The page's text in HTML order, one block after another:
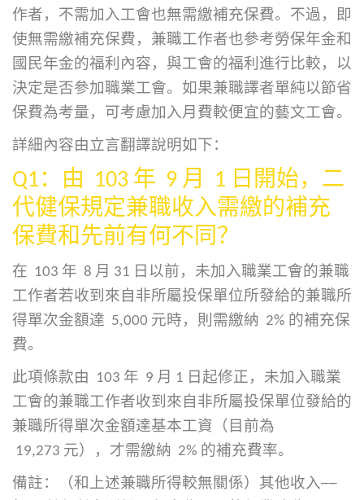
作者，不需加入工會也無需繳補充保費。不過，即
使無需繳補充保費，兼職工作者也參考勞保年金和
國民年金的福利內容，與工會的福利進行比較，以
決定是否參加職業工會。如果兼職譯者單純以節省
保費為考量，可考慮加入月費較便宜的藝文工會。
詳細內容由立言翻譯說明如下：
Q1 ：由 103 年 9 月 1 日開始，二
代健保規定兼職收入需繳的補充
保費和先前有何不同？
在 103 年 8 月 31 日以前，未加入職業工會的兼職
工作者若收到來自非所屬投保單位所發給的兼職所
得單次金額達 5,000 元時，則需繳納 2% 的補充保
費。
此項條款由 103 年 9 月 1 日起修正，未加入職業
工會的兼職工作者收到來自非所屬投保單位發給的
兼職所得單次金額達基本工資（目前為
19,273 元），才需繳納 2% 的補充費率。
備註：（和上述兼職所得較無關係）其他收入──